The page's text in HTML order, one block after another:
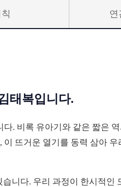
연
태복입니다.
. 비록 유아기와 같은 짧은
뜨거운 열기를 동력 삼아
니다. 우리 과정이 한시적